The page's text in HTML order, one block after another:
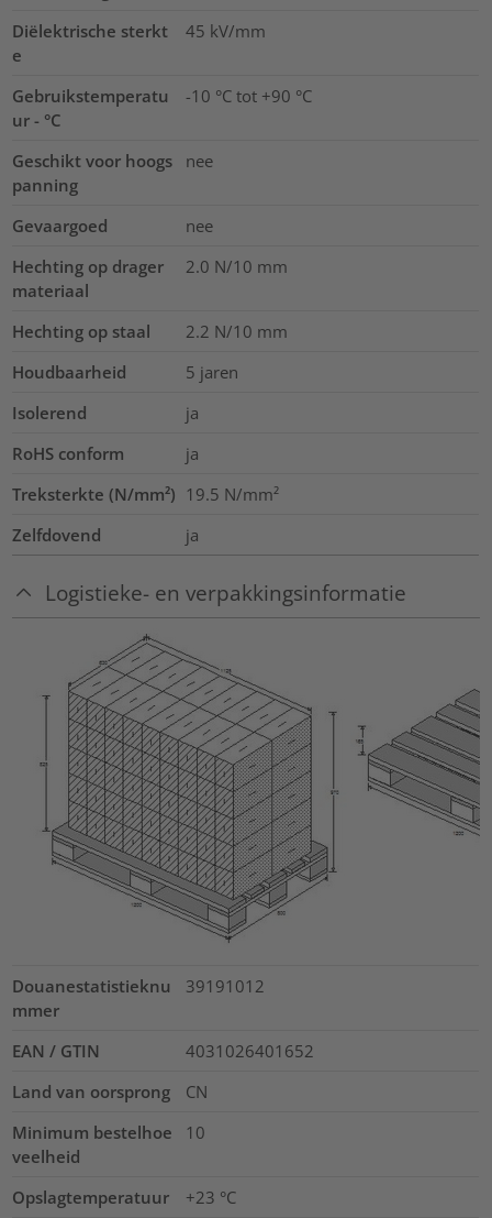
Diëlektrische sterkt
e
45 kV/mm
Gebruikstemperatu
ur - °C
-10 °C tot +90 °C
Geschikt voor hoogs
panning
nee
Gevaargoed
nee
Hechting op drager
materiaal
2.0 N/10 mm
Hechting op staal 2.2 N/10 mm
Houdbaarheid
5 jaren
Isolerend
ja
RoHS conform
ja
Treksterkte (N/mm²) 19.5 N/mm²
Zelfdovend
ja
Logistieke- en verpakkingsinformatie
Douanestatistieknu
mmer
39191012
EAN / GTIN
4031026401652
Land van oorsprong
CN
Minimum bestelhoe
veelheid
10
Opslagtemperatuur +23 °C